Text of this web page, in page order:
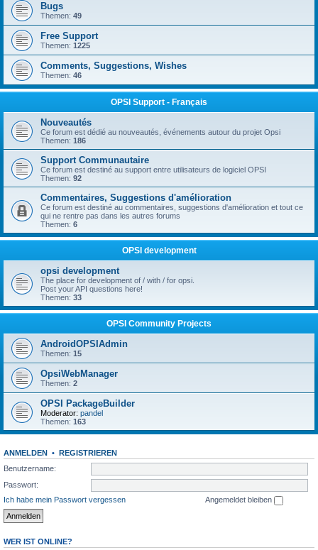
Bugs
Themen: 49
Free Support
Themen: 1225
Comments, Suggestions, Wishes
Themen: 46
OPSI Support - Français
Nouveautés
Ce forum est dédié au nouveautés, événements autour du projet Opsi
Themen: 186
Support Communautaire
Ce forum est destiné au support entre utilisateurs de logiciel OPSI
Themen: 92
Commentaires, Suggestions d'amélioration
Ce forum est destiné au commentaires, suggestions d'amélioration et tout ce
qui ne rentre pas dans les autres forums
Themen: 6
OPSI development
opsi development
The place for development of / with / for opsi.
Post your API questions here!
Themen: 33
OPSI Community Projects
AndroidOPSIAdmin
Themen: 15
OpsiWebManager
Themen: 2
OPSI PackageBuilder
Moderator: pandel
Themen: 163
ANMELDEN • REGISTRIEREN
Benutzername:
Passwort:
Ich habe mein Passwort vergessen
Angemeldet bleiben
WER IST ONLINE?